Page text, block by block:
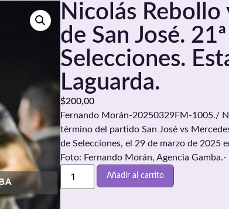
Nicolás
de San José.
Selecciones.
Laguarda.
$200,00
Fernando Morán-20250329FM-1005./
término del partido San José vs
de Selecciones, el 29 de marzo de 2025
Foto: Fernando Morán, Agencia Gamba.-
Añadir al carrito